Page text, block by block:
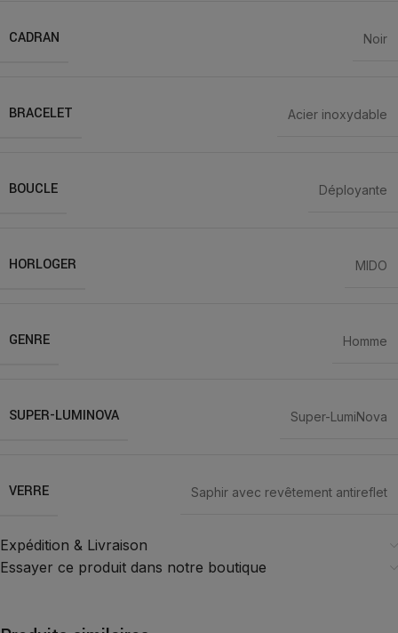
CADRAN Noir
BRACELET Acier inoxydable
BOUCLE Déployante
HORLOGER MIDO
GENRE Homme
SUPER-LUMINOVA Super-LumiNova
VERRE Saphir avec revêtement antireflet
Expédition & Livraison
Essayer ce produit dans notre boutique